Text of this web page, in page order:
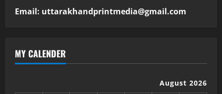
Email: uttarakhandprintmedia@gmail.com
MY CALENDER
August 2026